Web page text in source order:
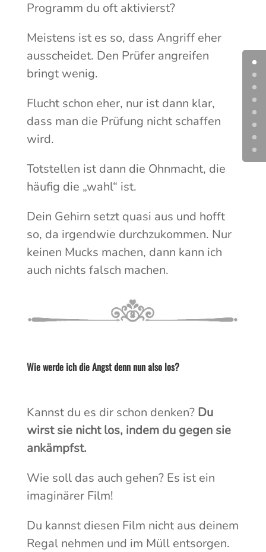
Programm du oft aktivierst?
Meistens ist es so, dass Angriff eher
ausscheidet. Den Prüfer angreifen
bringt wenig.
Flucht schon eher, nur ist dann klar,
dass man die Prüfung nicht schaffen
wird.
Totstellen ist dann die Ohnmacht, die
häufig die „wahl“ ist.
Dein Gehirn setzt quasi aus und hofft
so, da irgendwie durchzukommen. Nur
keinen Mucks machen, dann kann ich
auch nichts falsch machen.
Wie werde ich die Angst denn nun also los?
Kannst du es dir schon denken?Du
wirst sie nicht los, indem du gegen sie
ankämpfst.
Wie soll das auch gehen? Es ist ein
imaginärer Film!
Du kannst diesen Film nicht aus deinem
Regal nehmen und im Müll entsorgen.